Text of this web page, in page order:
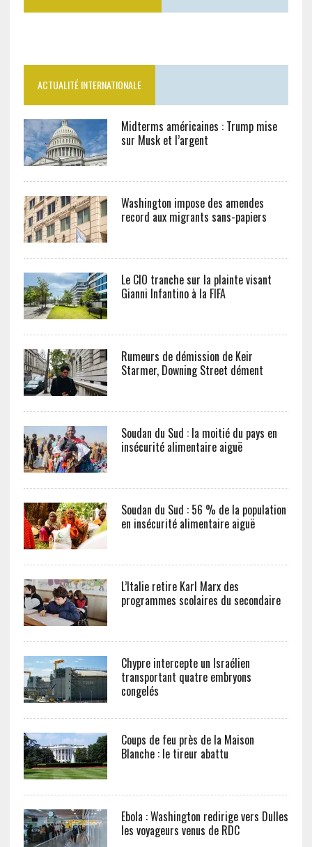
ACTUALITÉ INTERNATIONALE
Midterms américaines : Trump mise
sur Musk et l’argent
Washington impose des amendes
record aux migrants sans-papiers
Le CIO tranche sur la plainte visant
Gianni Infantino à la FIFA
Rumeurs de démission de Keir
Starmer, Downing Street dément
Soudan du Sud : la moitié du pays en
insécurité alimentaire aiguë
Soudan du Sud : 56 % de la population
en insécurité alimentaire aiguë
L’Italie retire Karl Marx des
programmes scolaires du secondaire
Chypre intercepte un Israélien
transportant quatre embryons
congelés
Coups de feu près de la Maison
Blanche : le tireur abattu
Ebola : Washington redirige vers Dulles
les voyageurs venus de RDC